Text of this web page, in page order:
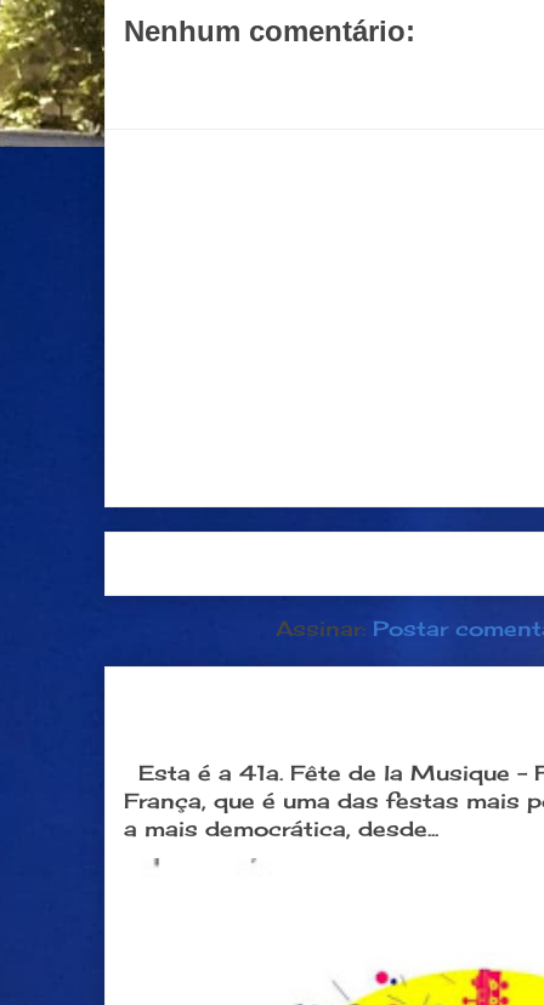
Nenhum comentário:
Assinar: Postar
Esta é a 41a. Fête de la Musique -
França, que é uma das festas mais
a mais democrática, desde...